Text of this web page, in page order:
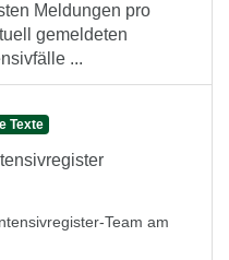
Meldungen pro
gemeldeten
...
Texte
Team am